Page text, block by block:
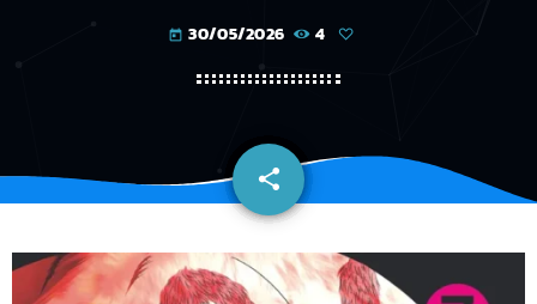
today 30/05/2026 4
share
email